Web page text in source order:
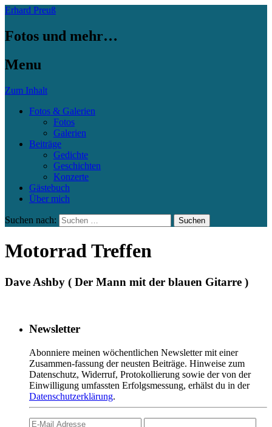
Erhard Preuß
Fotos und mehr…
Menu
Zum Inhalt
Fotos & Galerien
Fotos
Galerien
Beiträge
Gedichte
Geschichten
Konzerte
Gästebuch
Über mich
Suchen nach:
Motorrad Treffen
Dave Ashby ( Der Mann mit der blauen Gitarre )
Newsletter
Abonniere meinen wöchentlichen Newsletter mit einer
Zusammen-fassung der neusten Beiträge. Hinweise zum
Datenschutz, Widerruf, Protokollierung sowie der von der
Einwilligung umfassten Erfolgsmessung, erhälst du in der
Datenschutzerklärung.